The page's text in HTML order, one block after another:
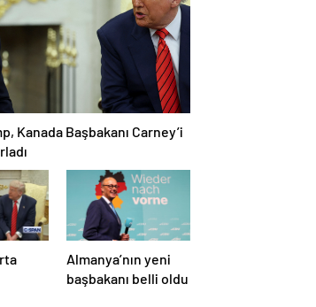
Kanada Başbakanı Carney’i
Almanya’nın yeni
başbakanı belli oldu